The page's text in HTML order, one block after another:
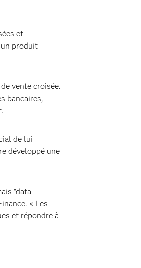
et
produit
vente croisée.
bancaires,
de lui
développé une
"data
« Les
et répondre à